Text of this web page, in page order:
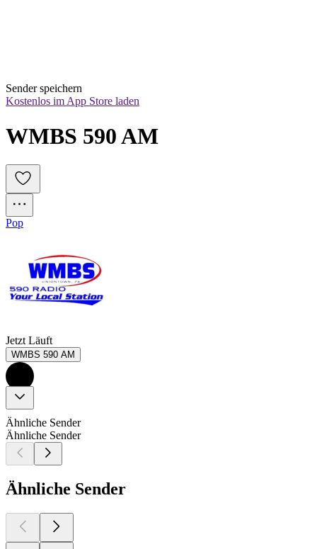
Sender speichern
Kostenlos im App Store laden
WMBS 590 AM
Pop
Jetzt Läuft
WMBS 590 AM
Ähnliche Sender
Ähnliche Sender
Ähnliche Sender